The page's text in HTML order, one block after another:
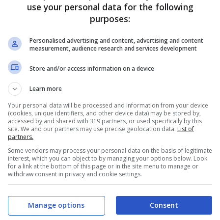
tenuto in un grade prato nel Lowestoft, nelSuffolk
con il quale dorme hanno portato la sua
di telefonateche la avvisano che il suo cavallo è
prato un comportamento che nei cavalli il più delle
use your personal data for the following
purposes:
Personalised advertising and content, advertising and content
measurement, audience research and services development
Store and/or access information on a device
Learn more
Your personal data will be processed and information from your device
(cookies, unique identifiers, and other device data) may be stored by,
accessed by and shared with 319 partners, or used specifically by this
site. We and our partners may use precise geolocation data. List of
partners.
Some vendors may process your personal data on the basis of legitimate
interest, which you can object to by managing your options below. Look
for a link at the bottom of this page or in the site menu to manage or
withdraw consent in privacy and cookie settings.
Consent
Manage options